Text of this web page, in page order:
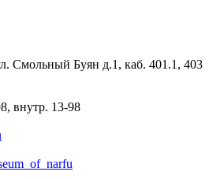
Смольный Буян д.1, каб. 401.1, 403
внутр. 13-98